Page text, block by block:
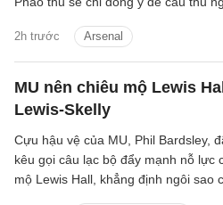
2h trước Arsenal
mới.
MU nên chiêu mộ Lewis
Lewis-Skelly
Cựu hậu vệ của MU, Phil Bardsley,
kêu gọi câu lạc bộ đẩy mạnh nỗ lực
mộ Lewis Hall, khẳng định ngôi sao